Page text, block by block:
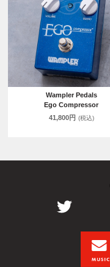
Wampler Pedals
Ego Compressor
41,800円 (税込)